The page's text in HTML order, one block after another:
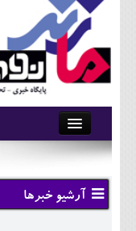
آرشیو
تماس با ما
وبلاگ
آرشیو خبرها